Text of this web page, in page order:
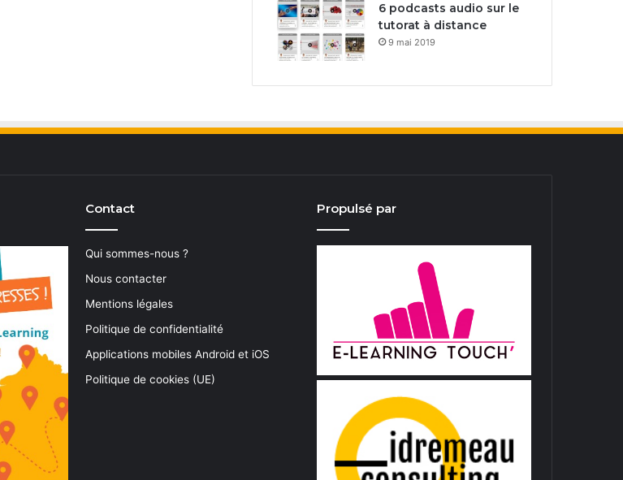
6 podcasts audio sur le
tutorat à distance
9 mai 2019
Contact
Qui sommes-nous ?
Nous contacter
Mentions légales
Politique de confidentialité
Applications mobiles Android et iOS
Politique de cookies (UE)
Propulsé par